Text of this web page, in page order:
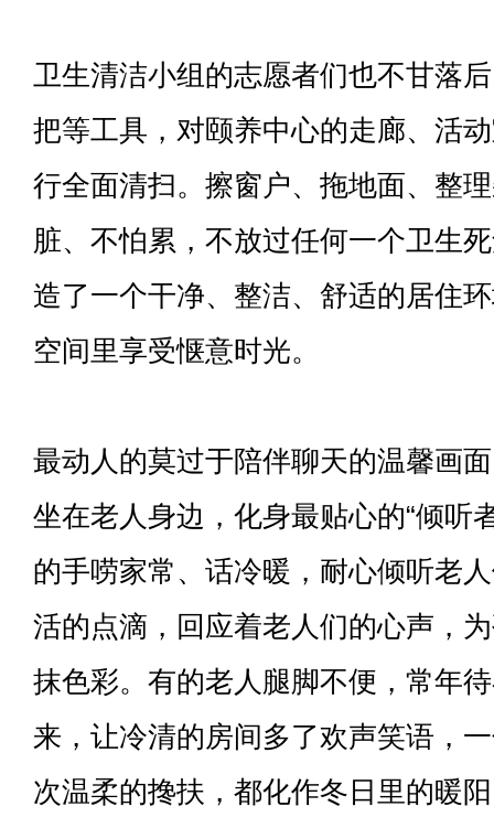
卫生清洁小组的志愿者们也不甘落
把等工具，对颐养中心的走廊、活
行全面清扫。擦窗户、拖地面、整
脏、不怕累，不放过任何一个卫生
造了一个干净、整洁、舒适的居住
空间里享受惬意时光。
最动人的莫过于陪伴聊天的温馨画
坐在老人身边，化身最贴心的“倾听
的手唠家常、话冷暖，耐心倾听老
活的点滴，回应着老人们的心声，
抹色彩。有的老人腿脚不便，常年
来，让冷清的房间多了欢声笑语，
次温柔的搀扶，都化作冬日里的暖